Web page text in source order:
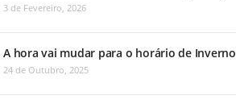
3 de Fevereiro, 2026
A hora vai mudar para o horário de Inverno
24 de Outubro, 2025